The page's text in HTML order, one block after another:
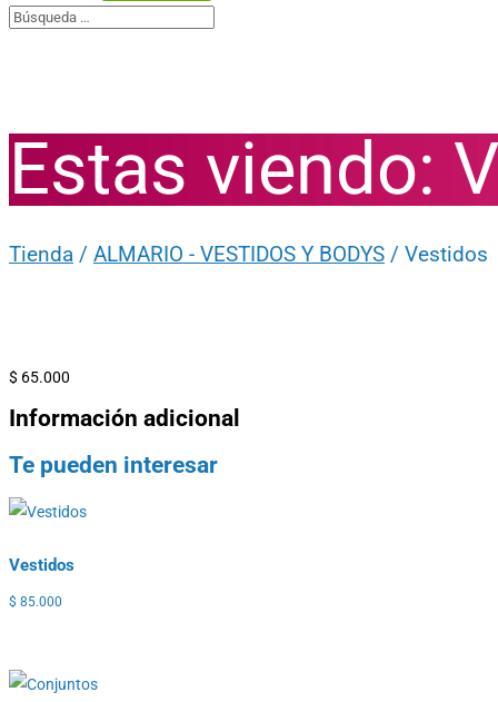
Estas viendo:
Tienda / ALMARIO - VESTIDOS Y BODYS / Vestidos
$ 65.000
Información adicional
Te pueden interesar
Vestidos
$ 85.000